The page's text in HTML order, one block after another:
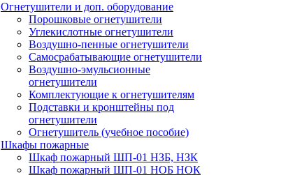
Огнетушители и доп. оборудование
Порошковые огнетушители
Углекислотные огнетушители
Воздушно-пенные огнетушители
Самосрабатывающие огнетушители
Воздушно-эмульсионные
огнетушители
Комплектующие к огнетушителям
Подставки и кронштейны под
огнетушители
Огнетушитель (учебное пособие)
Шкафы пожарные
Шкаф пожарный ШП-01 НЗБ, НЗК
Шкаф пожарный ШП-01 НОБ НОК